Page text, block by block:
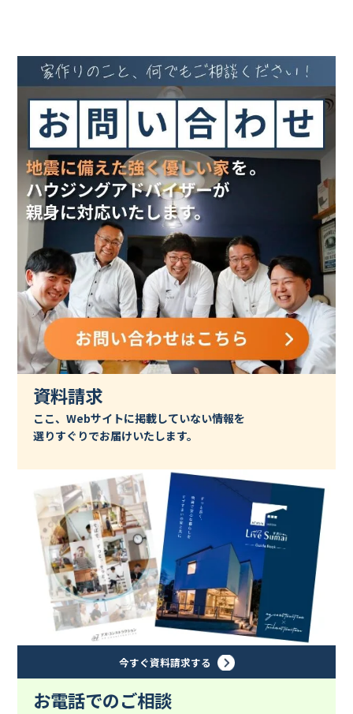
資料請求
ここ、Webサイトに掲載していない情報を
選りすぐりでお届けいたします。
今すぐ資料請求する
お電話でのご相談